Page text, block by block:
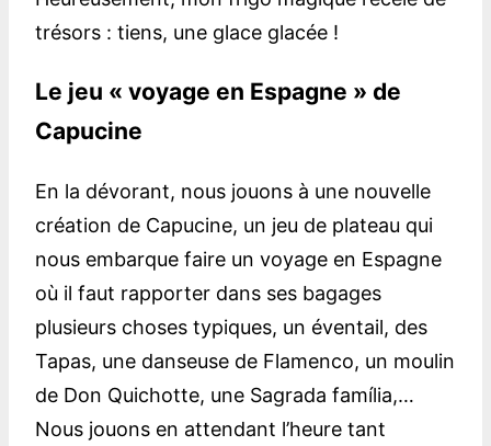
trésors : tiens, une glace glacée !
Le jeu « voyage en Espagne » de
Capucine
En la dévorant, nous jouons à une nouvelle
création de Capucine, un jeu de plateau qui
nous embarque faire un voyage en Espagne
où il faut rapporter dans ses bagages
plusieurs choses typiques, un éventail, des
Tapas, une danseuse de Flamenco, un moulin
de Don Quichotte, une Sagrada família,…
Nous jouons en attendant l’heure tant